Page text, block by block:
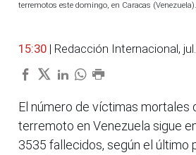
terremotos este domingo, en Caracas
15:30 | Redacción Internacional,
El número de víctimas mortales
terremoto en Venezuela sigue
3535 fallecidos, según el último